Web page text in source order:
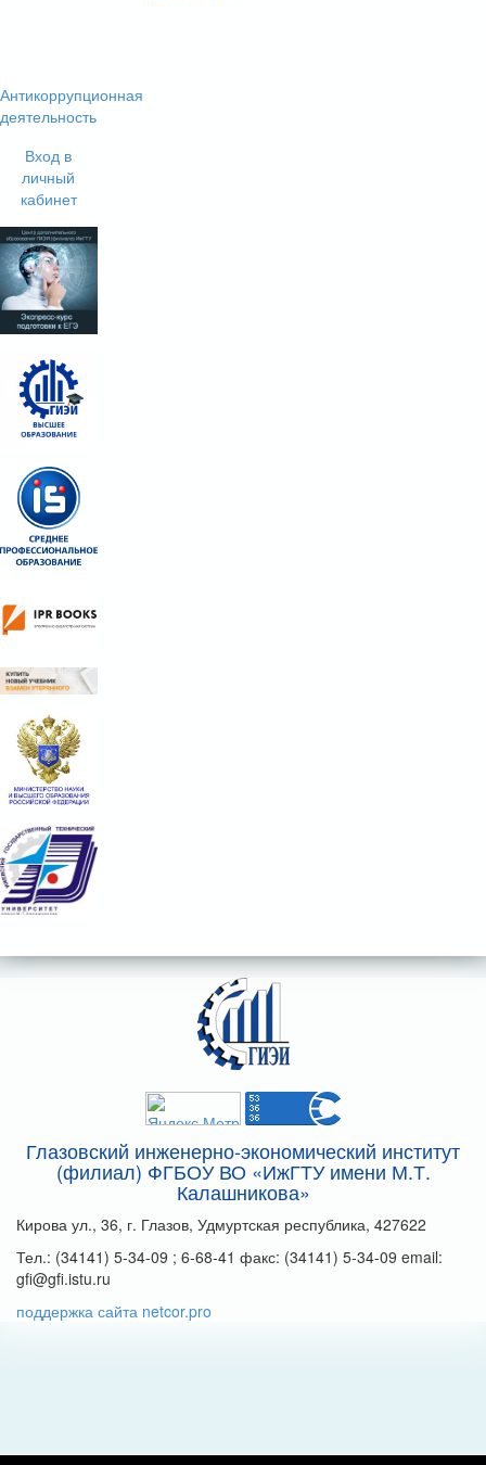
Антикоррупционная
деятельность
Вход в
личный
кабинет
Глазовский инженерно-экономический институт
(филиал) ФГБОУ ВО «ИжГТУ имени М.Т.
Калашникова»
Кирова ул., 36, г. Глазов, Удмуртская республика, 427622
Тел.: (34141) 5-34-09 ; 6-68-41 факс: (34141) 5-34-09 email:
gfi@gfi.istu.ru
поддержка сайта netcor.pro